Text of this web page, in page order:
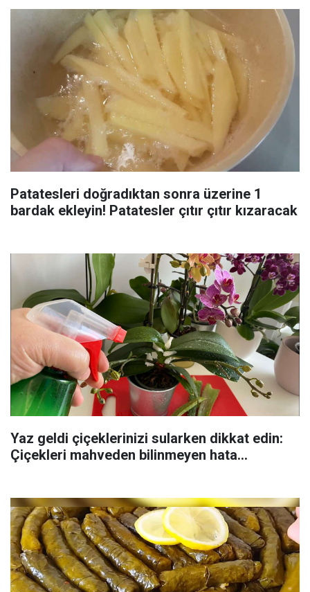
Patatesleri doğradıktan sonra üzerine 1
bardak ekleyin! Patatesler çıtır çıtır kızaracak
Yaz geldi çiçeklerinizi sularken dikkat edin:
Çiçekleri mahveden bilinmeyen hata...